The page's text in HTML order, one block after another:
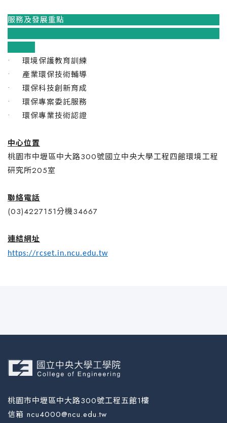
服務及發展重點
• 環境保護教育訓練
• 產業環保技術輔導
• 環保科技創新育成
• 環保專案委託服務
• 環保專業技術認證
中心位置
桃園市中壢區中大路300號國立中央大學工程四館環境工程
研究所205室
聯絡電話
(03)4227151分機34667
連結網址
https://rcset.in.ncu.edu.tw
桃園市中壢區中大路300號工程五館1樓
信箱 ncu4000@ncu.edu.tw